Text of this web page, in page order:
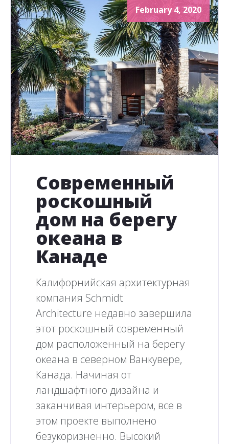
February 4, 2020
Современный
роскошный
дом на берегу
океана в
Канаде
Калифорнийская архитектурная
компания Schmidt
Architecture недавно завершила
этот роскошный современный
дом расположенный на берегу
океана в северном Ванкувере,
Канада. Начиная от
ландшафтного дизайна и
заканчивая интерьером, все в
этом проекте выполнено
безукоризненно. Высокий